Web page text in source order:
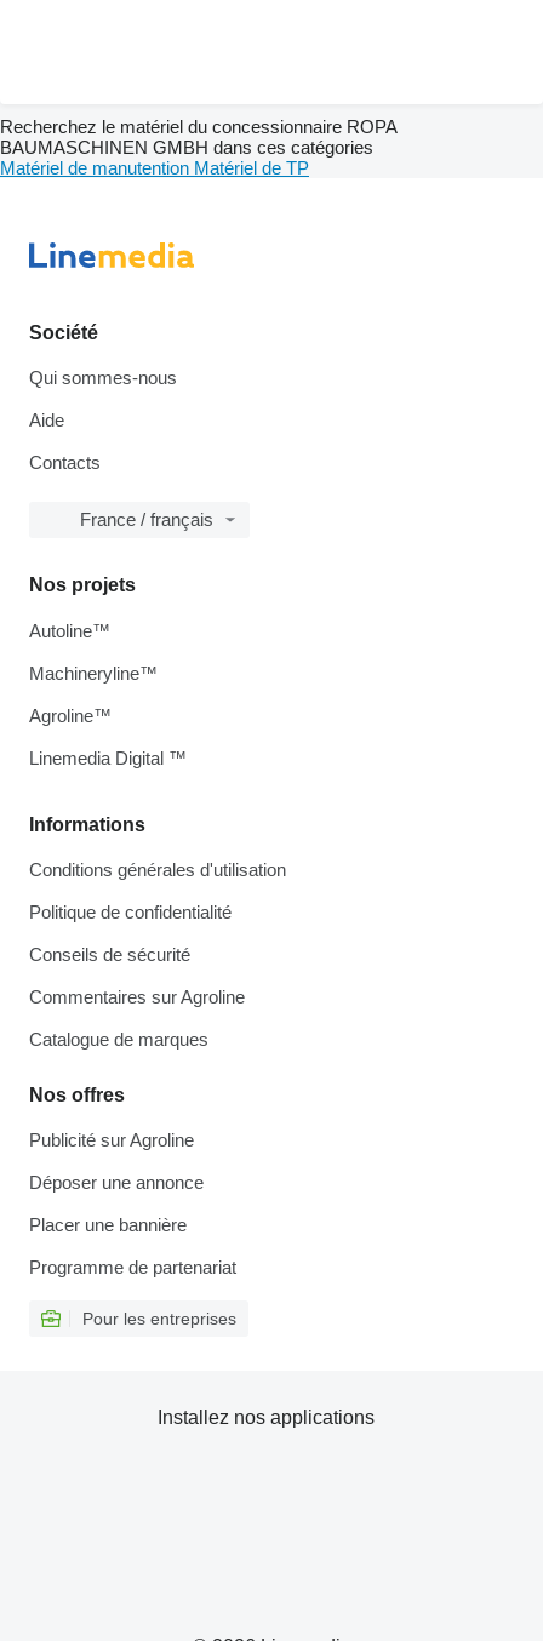
Recherchez le matériel du concessionnaire ROPA
BAUMASCHINEN GMBH dans ces catégories
Matériel de manutention Matériel de TP
Société
Qui sommes-nous
Aide
Contacts
France / français
Informations
Conditions générales d'utilisation
Politique de confidentialité
Conseils de sécurité
Commentaires sur Agroline
Catalogue de marques
Nos offres
Publicité sur Agroline
Déposer une annonce
Placer une bannière
Programme de partenariat
Pour les entreprises
Nos projets
Autoline™
Machineryline™
Agroline™
Linemedia Digital ™
Installez nos applications